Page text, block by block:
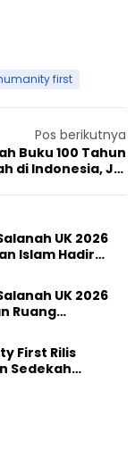
first
Pos berikutnya
Buku 100 Tahun
di Indonesia, JAI
Sukseskan Acara
UK 2026
Islam Hadir
danUK 2026
Ruang
Turut
First Rilis
Sedekah